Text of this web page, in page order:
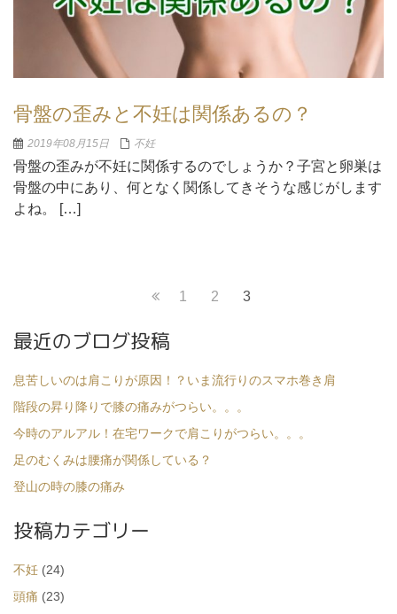
骨盤の歪みと不妊は関係あるの？
2019年08月15日 不妊
骨盤の歪みが不妊に関係するのでしょうか？子宮と卵巣は
骨盤の中にあり、何となく関係してきそうな感じがします
よね。 […]
稿
ビ
ゲ
ー
シ
page
Page
1 Page
2 Page
3
最近のブログ投稿
息苦しいのは肩こりが原因！？いま流行りのスマホ巻き肩
階段の昇り降りで膝の痛みがつらい。。。
今時のアルアル！在宅ワークで肩こりがつらい。。。
足のむくみは腰痛が関係している？
登山の時の膝の痛み
投稿カテゴリー
不妊 (24)
頭痛 (23)